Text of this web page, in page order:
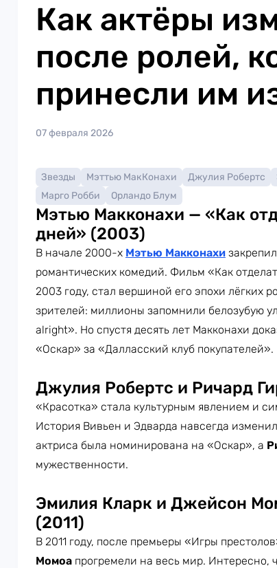
Как актёры
после ролей,
принесли им
07 февраля 2026
Звезды Мэттью МакКонахи Джулия Робертc
Марго Робби
Орландо Блум
Мэтью Макконахи — «Как
дней» (2003)
В начале 2000-х Мэтью Макконахи
романтических комедий. Фильм «Как
2003 году, стал вершиной его эпохи лёгких
зрителей: миллионы запомнили белозубую
alright». Но спустя десять лет Макконахи
«Оскар» за «Далласский клуб покупателей».
Джулия Робертс и Ричард
«Красотка» стала культурным явлением и
История Вивьен и Эдварда навсегда
актриса была номинирована на «Оскар», а
мужественности.
Эмилия Кларк и Джейсон
(2011)
В 2011 году, после премьеры «Игры
Момоа прогремели на весь мир. Интересно,